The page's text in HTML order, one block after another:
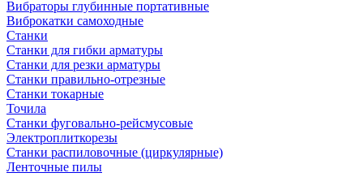
Вибраторы глубинные портативные
Виброкатки самоходные
Станки
Станки для гибки арматуры
Станки для резки арматуры
Станки правильно-отрезные
Станки токарные
Точила
Станки фуговально-рейсмусовые
Электроплиткорезы
Станки распиловочные (циркулярные)
Ленточные пилы